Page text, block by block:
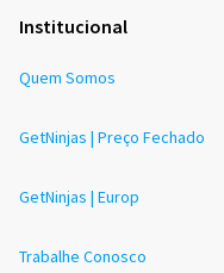
Institucional
Quem Somos
GetNinjas | Preço Fechado
GetNinjas | Europ
Trabalhe Conosco